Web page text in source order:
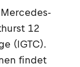
12
(IGTC).
findet